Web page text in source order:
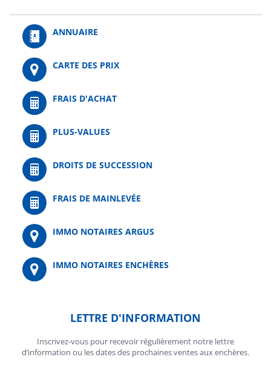
ANNUAIRE
CARTE DES PRIX
FRAIS D'ACHAT
PLUS-VALUES
DROITS DE SUCCESSION
FRAIS DE MAINLEVÉE
IMMO NOTAIRES ARGUS
IMMO NOTAIRES ENCHÈRES
LETTRE D'INFORMATION
Inscrivez-vous pour recevoir régulièrement notre lettre
d’information ou les dates des prochaines ventes aux enchères.